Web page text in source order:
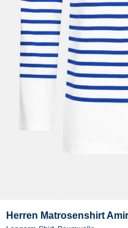
Herren Matrosenshirt